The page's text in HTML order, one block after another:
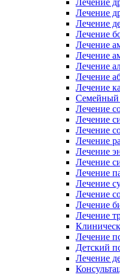
Лечение
Лечение
Лечение
Лечение
Лечение
Лечение
Лечение
Лечение
Лечение
Семейный
Лечение
Лечение
Лечение
Лечение
Лечение
Лечение
Лечение
Лечение
Лечение
Лечение
Лечение
Лечение
Детский
Лечение